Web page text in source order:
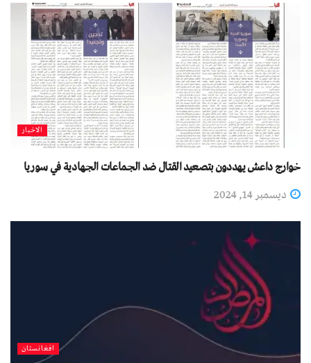
الاخبار
خوارج داعش يهددون بتصعيد القتال ضد الجماعات الجهادية في سوريا
ديسمبر 14, 2024
افغانستان